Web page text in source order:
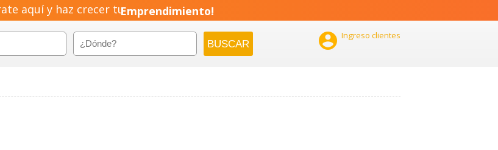
aquí y haz crecer tuEmprendimiento!
 Ingreso clientes